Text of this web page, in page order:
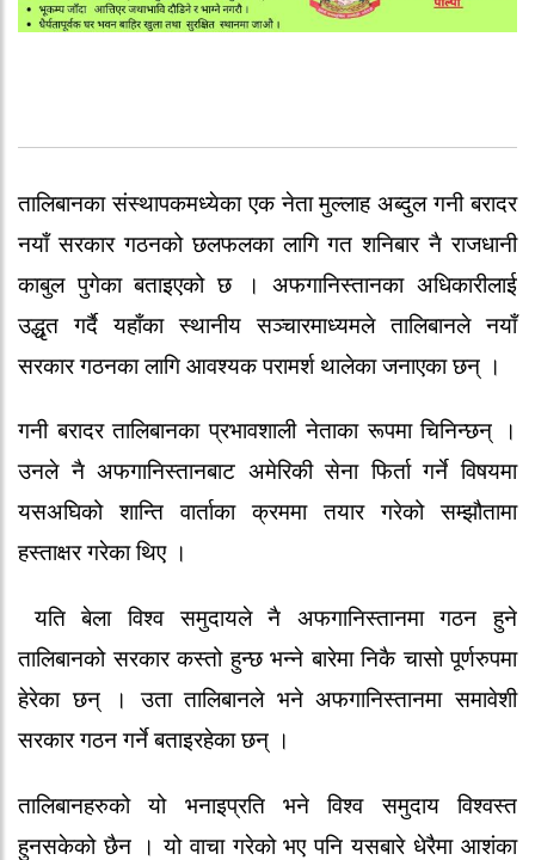
तालिबानका संस्थापकमध्येका एक नेता मुल्लाह अब्दुल गनी बरादर
नयाँ सरकार गठनको छलफलका लागि गत शनिबार नै राजधानी
काबुल पुगेका बताइएको छ । अफगानिस्तानका अधिकारीलाई
उद्धृत गर्दै यहाँका स्थानीय सञ्चारमाध्यमले तालिबानले नयाँ
सरकार गठनका लागि आवश्यक परामर्श थालेका जनाएका छन् ।
गनी बरादर तालिबानका प्रभावशाली नेताका रूपमा चिनिन्छन् ।
उनले नै अफगानिस्तानबाट अमेरिकी सेना फिर्ता गर्ने विषयमा
यसअघिको शान्ति वार्ताका क्रममा तयार गरेको सम्झौतामा
हस्ताक्षर गरेका थिए ।
यति बेला विश्व समुदायले नै अफगानिस्तानमा गठन हुने
तालिबानको सरकार कस्तो हुन्छ भन्ने बारेमा निकै चासो पूर्णरुपमा
हेरेका छन् । उता तालिबानले भने अफगानिस्तानमा समावेशी
सरकार गठन गर्ने बताइरहेका छन् ।
तालिबानहरुको यो भनाइप्रति भने विश्व समुदाय विश्वस्त
हुनसकेको छैन । यो वाचा गरेको भए पनि यसबारे धेरैमा आशंका